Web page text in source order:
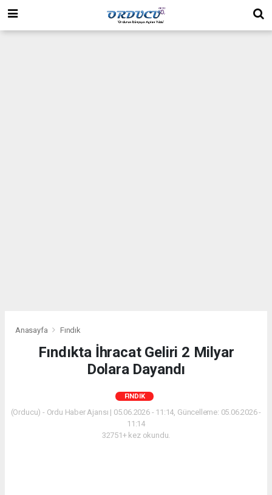
Anasayfa Fındık
Fındıkta İhracat Geliri 2 Milyar
Dolara Dayandı
FINDIK
(Orducu) - Ordu Haber Ajansı | 05.06.2026 - 11:14, Güncelleme: 05.06.2026 -
11:14
32751+ kez okundu.